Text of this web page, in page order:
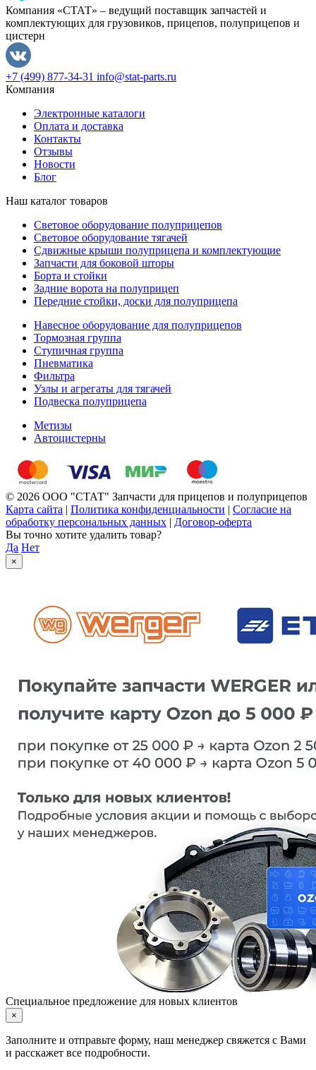
Компания «СТАТ» – ведущий поставщик запчастей и
комплектующих для грузовиков, прицепов, полуприцепов и
цистерн
+7 (499) 877-34-31 info@stat-parts.ru
Компания
Электронные каталоги
Оплата и доставка
Контакты
Отзывы
Новости
Блог
Наш каталог товаров
Световое оборудование полуприцепов
Световое оборудование тягачей
Сдвижные крыши полуприцепа и комплектующие
Запчасти для боковой шторы
Борта и стойки
Задние ворота на полуприцеп
Передние стойки, доски для полуприцепа
Навесное оборудование для полуприцепов
Тормозная группа
Ступичная группа
Пневматика
Фильтра
Узлы и агрегаты для тягачей
Подвеска полуприцепа
Метизы
Автоцистерны
© 2026 ООО "СТАТ" Запчасти для прицепов и полуприцепов
Карта сайта | Политика конфиденциальности | Согласие на
обработку персональных данных | Договор-оферта
Вы точно хотите удалить товар?
Да Нет
×
Специальное предложение для новых клиентов
×
Заполните и отправьте форму, наш менеджер свяжется с Вами
и расскажет все подробности.